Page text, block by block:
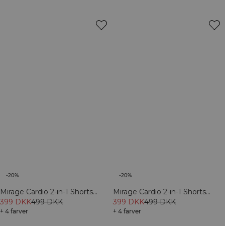
-20%
Mirage Cardio 2-in-1 Shorts
White Snow
399 DKK499 DKK
+ 4 farver
-20%
Mirage Cardio 2-in-1 Shorts
Baby Blue
399 DKK499 DKK
+ 4 farver